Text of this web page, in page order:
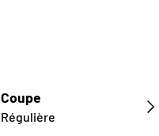
Coupe
Régulière